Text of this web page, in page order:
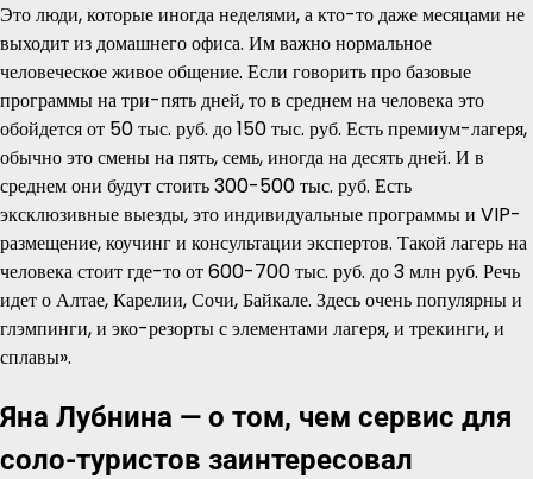
Это люди, которые иногда неделями, а кто-то даже месяцами не
выходит из домашнего офиса. Им важно нормальное
человеческое живое общение. Если говорить про базовые
программы на три-пять дней, то в среднем на человека это
обойдется от 50 тыс. руб. до 150 тыс. руб. Есть премиум-лагеря,
обычно это смены на пять, семь, иногда на десять дней. И в
среднем они будут стоить 300-500 тыс. руб. Есть
эксклюзивные выезды, это индивидуальные программы и VIP-
размещение, коучинг и консультации экспертов. Такой лагерь на
человека стоит где-то от 600-700 тыс. руб. до 3 млн руб. Речь
идет о Алтае, Карелии, Сочи, Байкале. Здесь очень популярны и
глэмпинги, и эко-резорты с элементами лагеря, и трекинги, и
сплавы».
Яна Лубнина — о том, чем сервис для
соло-туристов заинтересовал